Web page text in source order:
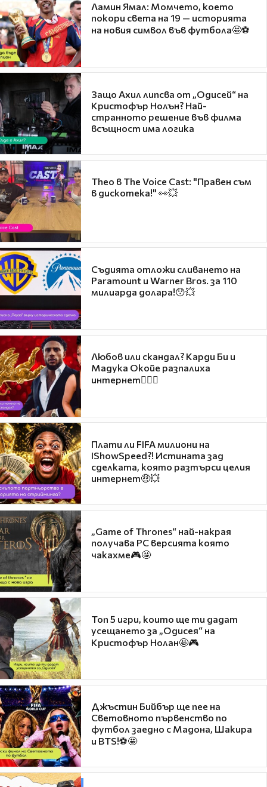
Ламин Ямал: Момчето, което
покори света на 19 — историята
на новия символ във футбола🤩⚽
Защо Ахил липсва от „Одисей“ на
Кристофър Нолън? Най-
странното решение във филма
всъщност има логика
Theo в The Voice Cast: "Правен съм
в дискотека!" 👀💥
Съдията отложи сливането на
Paramount и Warner Bros. за 110
милиарда долара!😯💥
Любов или скандал? Карди Би и
Мадука Окойе разпалиха
интернет❤️‍🔥🔥
Плати ли FIFA милиони на
IShowSpeed?! Истината зад
сделката, която разтърси целия
интернет🤑💥
„Game of Thrones“ най-накрая
получава PC версията която
чакахме🎮🤩
Топ 5 игри, които ще ти дадат
усещането за „Одисея“ на
Кристофър Нолан🤩🎮
Джъстин Бийбър ще пее на
Световното първенство по
футбол заедно с Мадона, Шакира
и BTS!⚽🤩